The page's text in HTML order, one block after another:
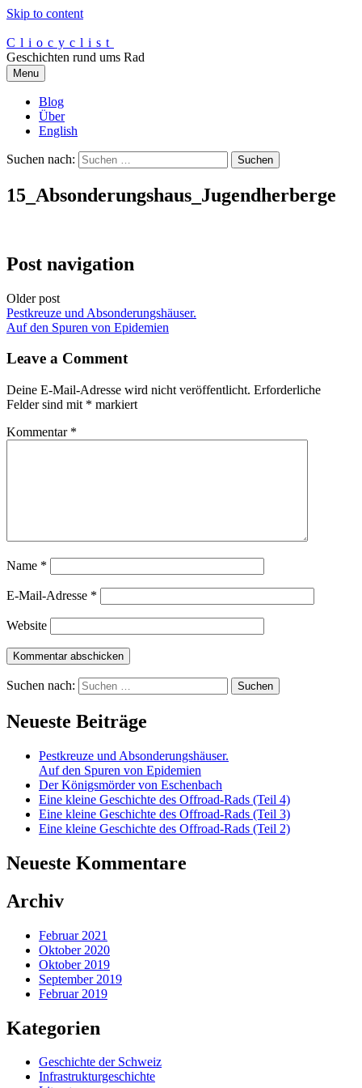
Skip to content
Cliocyclist
Geschichten rund ums Rad
Menu
Blog
Über
English
Suchen nach:
15_Absonderungshaus_Jugendherberge
Post navigation
Older post
Pestkreuze und Absonderungshäuser.
Auf den Spuren von Epidemien
Leave a Comment
Deine E-Mail-Adresse wird nicht veröffentlicht. Erforderliche
Felder sind mit * markiert
Kommentar *
Name *
E-Mail-Adresse *
Website
Suchen nach:
Neueste Beiträge
Pestkreuze und Absonderungshäuser.
Auf den Spuren von Epidemien
Der Königsmörder von Eschenbach
Eine kleine Geschichte des Offroad-Rads (Teil 4)
Eine kleine Geschichte des Offroad-Rads (Teil 3)
Eine kleine Geschichte des Offroad-Rads (Teil 2)
Neueste Kommentare
Archiv
Februar 2021
Oktober 2020
Oktober 2019
September 2019
Februar 2019
Kategorien
Geschichte der Schweiz
Infrastrukturgeschichte